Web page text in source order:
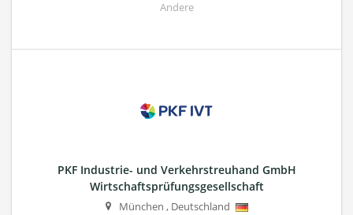
Andere
PKF Industrie- und Verkehrstreuhand GmbH
Wirtschaftsprüfungsgesellschaft
München , Deutschland